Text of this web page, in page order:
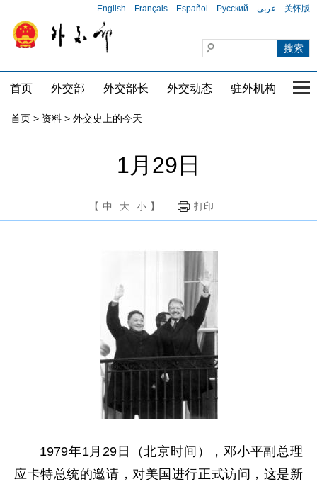
English Français Español Русский عربي 关怀版
首页 外交部 外交部长 外交动态 驻外机构 国
首页 > 资料 > 外交史上的今天
1月29日
【 中 大 小 】 打印
1979年1月29日（北京时间），邓小平副总理
应卡特总统的邀请，对美国进行正式访问，这是新